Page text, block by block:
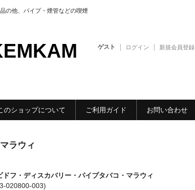
の他、パイプ・煙管などの喫煙
ゲスト ログイン 新規会員登録
のショップについて ご利用ガイド お問い合わせ
ラウィ
ドフ・ディスカバリー・パイプタバコ・マラウィ
020800-003)